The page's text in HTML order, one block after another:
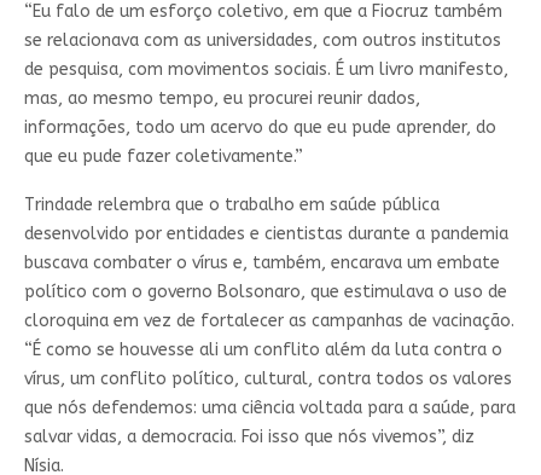
“Eu falo de um esforço coletivo, em que a Fiocruz também
se relacionava com as universidades, com outros institutos
de pesquisa, com movimentos sociais. É um livro manifesto,
mas, ao mesmo tempo, eu procurei reunir dados,
informações, todo um acervo do que eu pude aprender, do
que eu pude fazer coletivamente.”
Trindade relembra que o trabalho em saúde pública
desenvolvido por entidades e cientistas durante a pandemia
buscava combater o vírus e, também, encarava um embate
político com o governo Bolsonaro, que estimulava o uso de
cloroquina em vez de fortalecer as campanhas de vacinação.
“É como se houvesse ali um conflito além da luta contra o
vírus, um conflito político, cultural, contra todos os valores
que nós defendemos: uma ciência voltada para a saúde, para
salvar vidas, a democracia. Foi isso que nós vivemos”, diz
Nísia.